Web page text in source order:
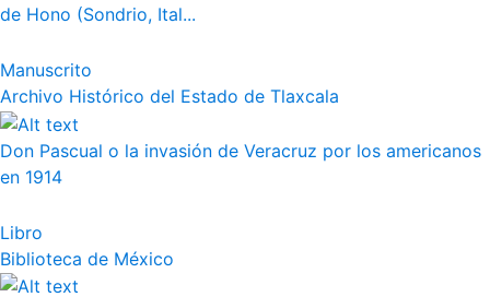
de Hono (Sondrio, Ital...
Manuscrito
Archivo Histórico del Estado de Tlaxcala
Don Pascual o la invasión de Veracruz por los americanos
en 1914
Libro
Biblioteca de México